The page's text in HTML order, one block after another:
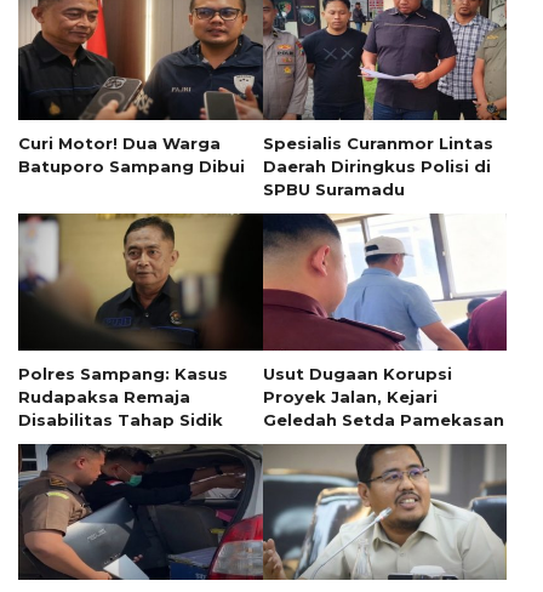
Curi Motor! Dua Warga
Batuporo Sampang Dibui
Spesialis Curanmor Lintas
Daerah Diringkus Polisi di
SPBU Suramadu
Polres Sampang: Kasus
Rudapaksa Remaja
Disabilitas Tahap Sidik
Usut Dugaan Korupsi
Proyek Jalan, Kejari
Geledah Setda Pamekasan